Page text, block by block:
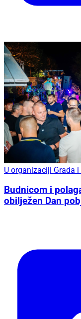
U organizaciji Grada i
Budnicom i
obilježen Dan